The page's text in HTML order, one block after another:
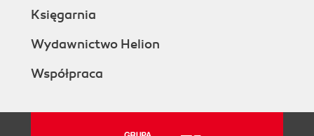
Księgarnia
Wydawnictwo Helion
Współpraca